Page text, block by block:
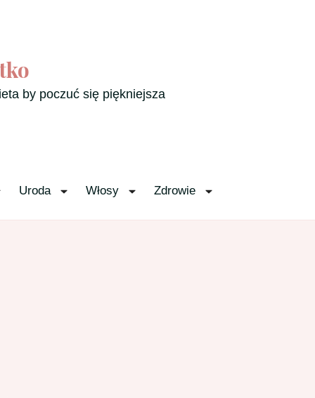
by poczuć się piękniejsza
Uroda Włosy Zdrowie